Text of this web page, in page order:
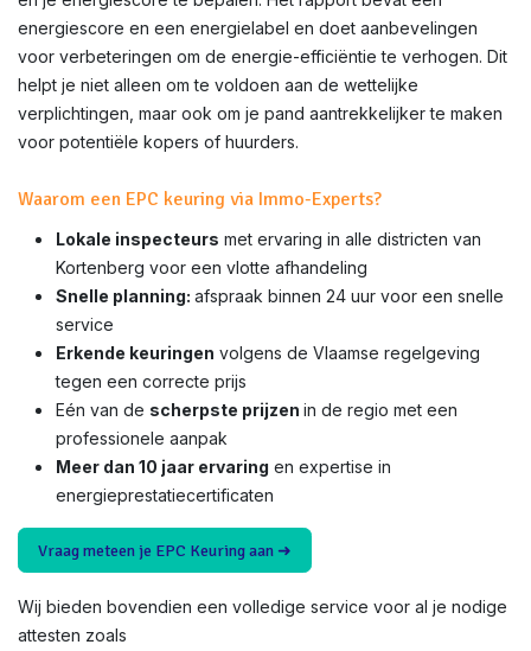
energiescore en een energielabel en doet aanbevelingen
voor verbeteringen om de energie-efficiëntie te verhogen. Dit
helpt je niet alleen om te voldoen aan de wettelijke
verplichtingen, maar ook om je pand aantrekkelijker te maken
voor potentiële kopers of huurders.
Waarom een EPC keuring via Immo-Experts?
Lokale inspecteurs met ervaring in alle districten van
Kortenberg voor een vlotte afhandeling
Snelle planning: afspraak binnen 24 uur voor een snelle
service
Erkende keuringen volgens de Vlaamse regelgeving
tegen een correcte prijs
Eén van de scherpste prijzen in de regio met een
professionele aanpak
Meer dan 10 jaar ervaring en expertise in
energieprestatiecertificaten
Vraag meteen je EPC Keuring aan ➜
Wij bieden bovendien een volledige service voor al je nodige
attesten zoals